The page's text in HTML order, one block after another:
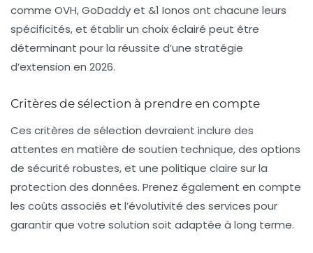
comme OVH, GoDaddy et &1 Ionos ont chacune leurs
spécificités, et établir un choix éclairé peut être
déterminant pour la réussite d’une stratégie
d’extension en 2026.
Critères de sélection à prendre en compte
Ces critères de sélection devraient inclure des
attentes en matière de soutien technique, des options
de sécurité robustes, et une politique claire sur la
protection des données. Prenez également en compte
les coûts associés et l’évolutivité des services pour
garantir que votre solution soit adaptée à long terme.